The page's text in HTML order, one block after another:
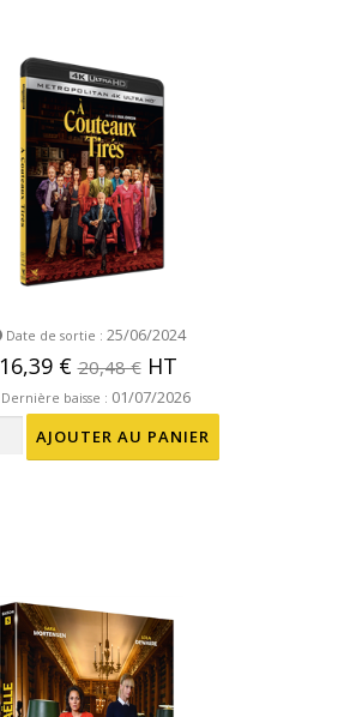
Date de sortie : 25/06/2024
16,39 €20,48 €HT
Dernière baisse : 01/07/2026